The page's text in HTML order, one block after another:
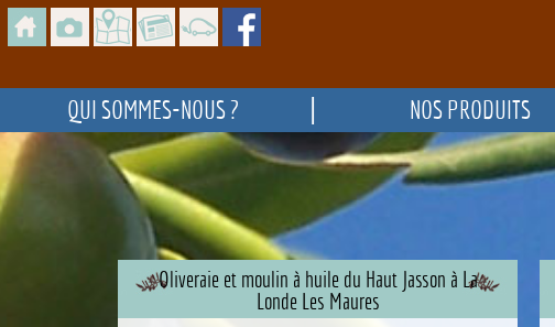
QUI SOMMES-NOUS ? | NOS PRODUITS
Oliveraie et moulin à huile du Haut Jasson à La
Londe Les Maures